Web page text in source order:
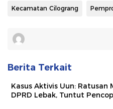
Kecamatan Cilograng
Berita Terkait
Kasus Aktivis Uun: Ratusan
DPRD Lebak, Tuntut